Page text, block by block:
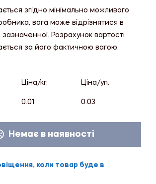
згідно мінімально можливого
вага може відрізнятися в
Розрахунок вартості
за його фактичною вагою.
Ціна/кг. Ціна/уп.
0.01 0.03
Немає в наявності
коли товар буде в